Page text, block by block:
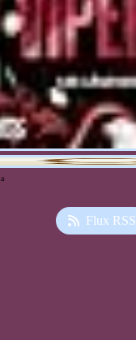
Flux RSS